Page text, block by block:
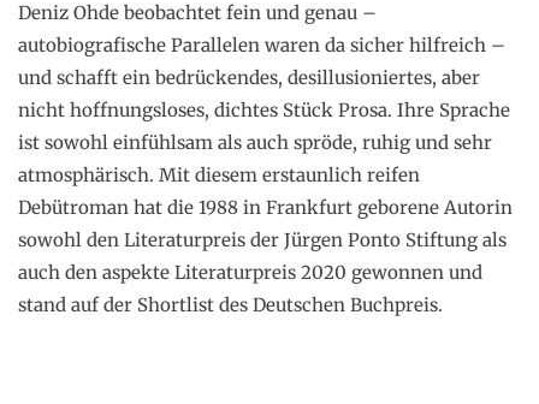
Deniz Ohde beobachtet fein und genau –
autobiografische Parallelen waren da sicher hilfreich –
und schafft ein bedrückendes, desillusioniertes, aber
nicht hoffnungsloses, dichtes Stück Prosa. Ihre Sprache
ist sowohl einfühlsam als auch spröde, ruhig und sehr
atmosphärisch. Mit diesem erstaunlich reifen
Debütroman hat die 1988 in Frankfurt geborene Autorin
sowohl den Literaturpreis der Jürgen Ponto Stiftung als
auch den aspekte Literaturpreis 2020 gewonnen und
stand auf der Shortlist des Deutschen Buchpreis.